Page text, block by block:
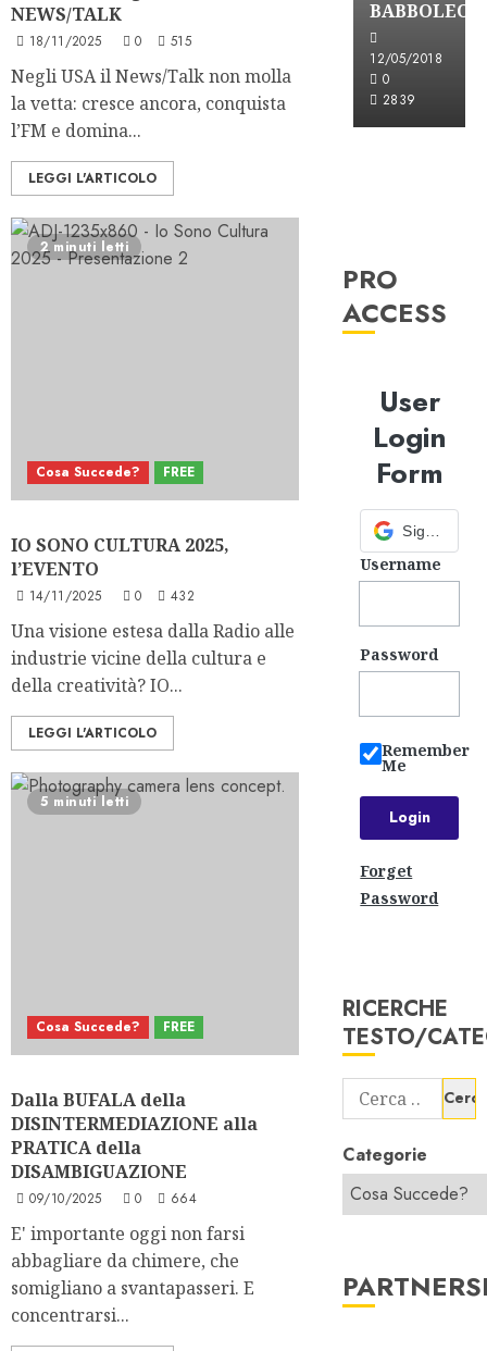
NEWS/TALK
18/11/2025 0 515
Negli USA il News/Talk non molla
la vetta: cresce ancora, conquista
l’FM e domina...
LEGGI L'ARTICOLO
2 minuti letti
Cosa Succede? FREE
IO SONO CULTURA 2025,
l’EVENTO
14/11/2025 0 432
Una visione estesa dalla Radio alle
industrie vicine della cultura e
della creatività? IO...
LEGGI L'ARTICOLO
5 minuti letti
Cosa Succede? FREE
Dalla BUFALA della
DISINTERMEDIAZIONE alla
PRATICA della
DISAMBIGUAZIONE
09/10/2025 0 664
E' importante oggi non farsi
abbagliare da chimere, che
somigliano a svantapasseri. E
concentrarsi...
BABBOLEO
12/05/2018
0
2839
PRO
ACCESS
User
Login
Form
Username
Password
Remember
Me
Forget
Password
RICERCHE
TESTO/
Ricerca
per:
Categorie